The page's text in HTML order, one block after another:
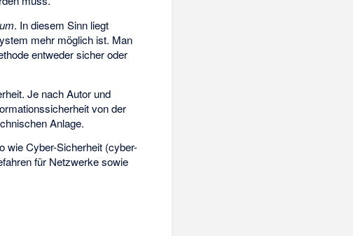
. In diesem Sinn liegt
mehr möglich ist. Man
entweder sicher oder
Je nach Autor und
von der
Anlage.
wie Cyber-Sicherheit (cyber-
für Netzwerke sowie